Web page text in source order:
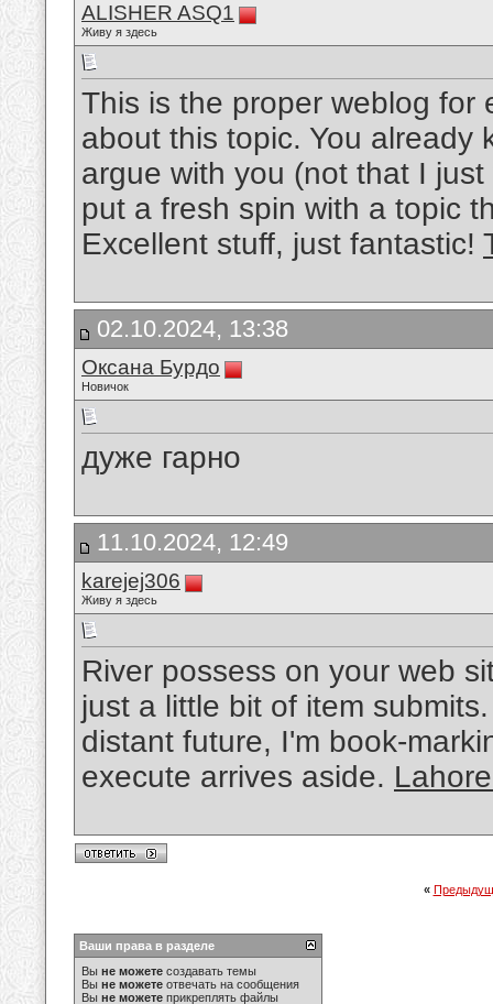
ALISHER ASQ1
Живу я здесь
This is the proper weblog for
about this topic. You already
argue with you (not that I
put a fresh spin with a topic
Excellent stuff, just fantastic!
02.10.2024, 13:38
Оксана Бурдо
Новичок
дуже гарно
11.10.2024, 12:49
karejej306
Живу я здесь
River possess on your web
just a little bit of item
distant future, I'm book-
execute arrives aside.
«
Ваши права в разделе
Вы не можете создавать темы
Вы не можете отвечать на сообщения
Вы не можете прикреплять файлы